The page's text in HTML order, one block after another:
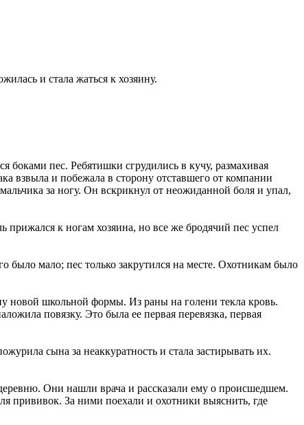
и стала жаться к хозяину.
пес. Ребятишки сгрудились в кучу, размахивая
взвыла и побежала в сторону отставшего от компании
за ногу. Он вскрикнул от неожиданной боля и упал,
прижался к ногам хозяина, но все же бродячий пес успел
мало; пес только закрутился на месте. Охотникам было
новой школьной формы. Из раны на голени текла кровь.
повязку. Это была ее первая перевязка, первая
сына за неаккуратность и стала застирывать их.
Они нашли врача и рассказали ему о происшедшем.
прививок. За ними поехали и охотники выяснить, где